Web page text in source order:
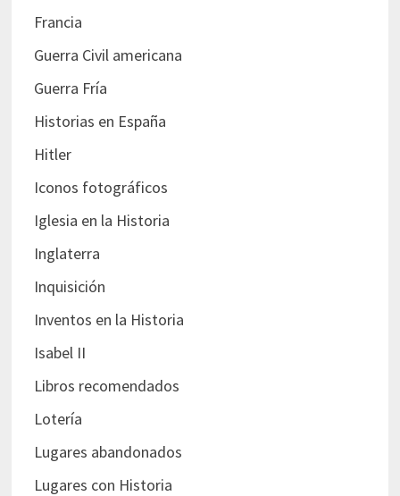
Francia
Guerra Civil americana
Guerra Fría
Historias en España
Hitler
Iconos fotográficos
Iglesia en la Historia
Inglaterra
Inquisición
Inventos en la Historia
Isabel II
Libros recomendados
Lotería
Lugares abandonados
Lugares con Historia